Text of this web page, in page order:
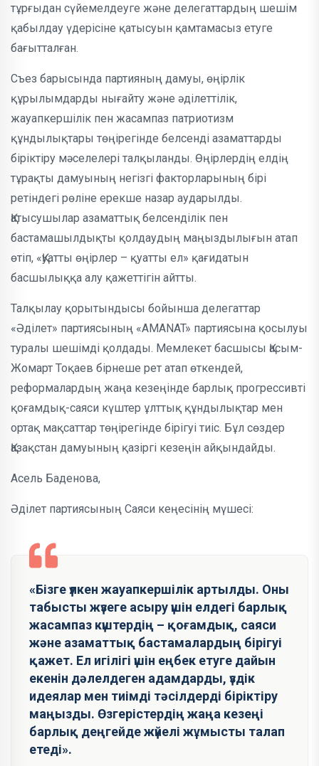
тұрғыдан сүйемелдеуге және делегаттардың шешім
қабылдау үдерісіне қатысуын қамтамасыз етуге
бағытталған.
Съез барысында партияның дамуы, өңірлік
құрылымдарды нығайту және әділеттілік,
жауапкершілік пен жасампаз патриотизм
құндылықтары төңірегінде белсенді азаматтарды
біріктіру мәселелері талқыланды. Өңірлердің елдің
тұрақты дамуының негізгі факторларының бірі
ретіндегі рөліне ерекше назар аударылды.
Қатысушылар азаматтық белсенділік пен
бастамашылдықты қолдаудың маңыздылығын атап
өтіп, «Қуатты өңірлер – қуатты ел» қағидатын
басшылыққа алу қажеттігін айтты.
Талқылау қорытындысы бойынша делегаттар
«Әділет» партиясының «AMANAT» партиясына қосылуы
туралы шешімді қолдады. Мемлекет басшысы Қасым-
Жомарт Тоқаев бірнеше рет атап өткендей,
реформалардың жаңа кезеңінде барлық прогрессивті
қоғамдық-саяси күштер ұлттық құндылықтар мен
ортақ мақсаттар төңірегінде бірігуі тиіс. Бұл сөздер
Қазақстан дамуының қазіргі кезеңін айқындайды.
Асель Баденова,
Әділет партиясының Саяси кеңесінің мүшесі:
«Бізге үлкен жауапкершілік артылды. Оны
табысты жүзеге асыру үшін елдегі барлық
жасампаз күштердің – қоғамдық, саяси
және азаматтық бастамалардың бірігуі
қажет. Ел игілігі үшін еңбек етуге дайын
екенін дәлелдеген адамдарды, үздік
идеялар мен тиімді тәсілдерді біріктіру
маңызды. Өзгерістердің жаңа кезеңі
барлық деңгейде жүйелі жұмысты талап
етеді».